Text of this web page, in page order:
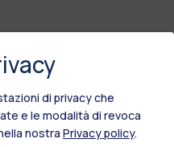
di privacy che
e le modalità di revoca
nostra Privacy policy.